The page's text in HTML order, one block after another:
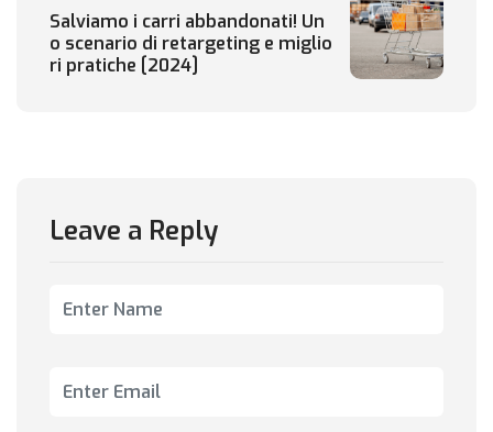
Salviamo i carri abbandonati! Un
o scenario di retargeting e miglio
ri pratiche [2024]
Leave a Reply